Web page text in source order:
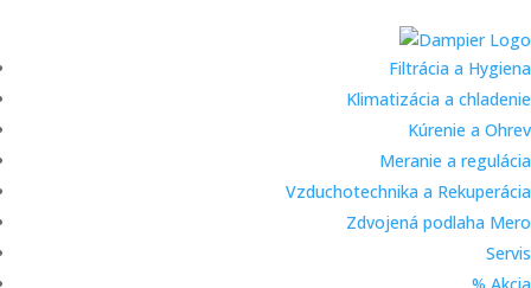
Filtrácia a Hygiena
Klimatizácia a chladenie
Kúrenie a Ohrev
Meranie a regulácia
Vzduchotechnika a Rekuperácia
Zdvojená podlaha Mero
Servis